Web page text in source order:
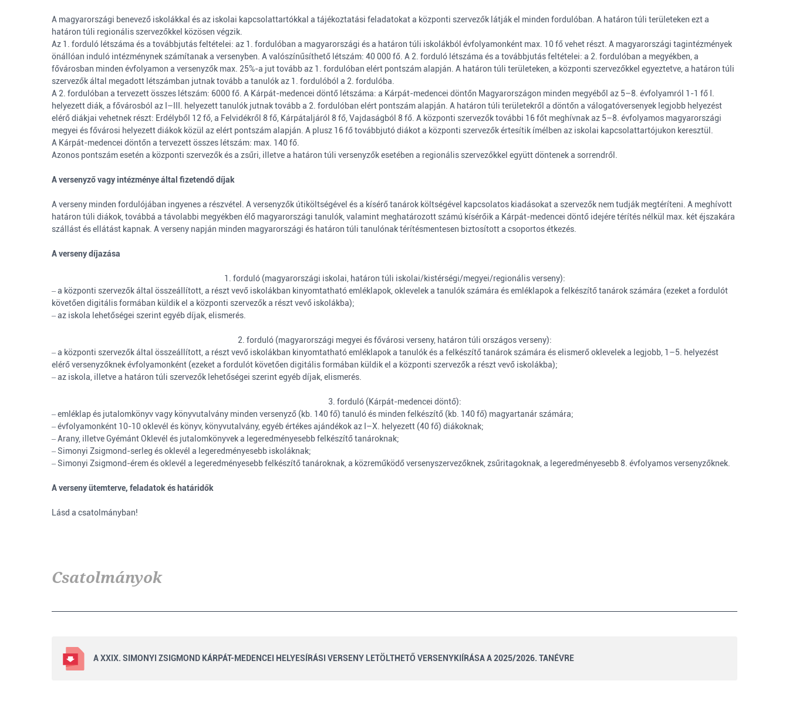
A magyarországi benevező iskolákkal és az iskolai kapcsolattartókkal a tájékoztatási feladatokat a központi szervezők látják el minden fordulóban. A határon túli területeken ezt a
határon túli regionális szervezőkkel közösen végzik.
Az 1. forduló létszáma és a továbbjutás feltételei: az 1. fordulóban a magyarországi és a határon túli iskolákból évfolyamonként max. 10 fő vehet részt. A magyarországi tagintézmények
önállóan induló intézménynek számítanak a versenyben. A valószínűsíthető létszám: 40 000 fő. A 2. forduló létszáma és a továbbjutás feltételei: a 2. fordulóban a megyékben, a
fővárosban minden évfolyamon a versenyzők max. 25%-a jut tovább az 1. fordulóban elért pontszám alapján. A határon túli területeken, a központi szervezőkkel egyeztetve, a határon túli
szervezők által megadott létszámban jutnak tovább a tanulók az 1. fordulóból a 2. fordulóba.
A 2. fordulóban a tervezett összes létszám: 6000 fő. A Kárpát-medencei döntő létszáma: a Kárpát-medencei döntőn Magyarországon minden megyéből az 5–8. évfolyamról 1-1 fő I.
helyezett diák, a fővárosból az I–III. helyezett tanulók jutnak tovább a 2. fordulóban elért pontszám alapján. A határon túli területekről a döntőn a válogatóversenyek legjobb helyezést
elérő diákjai vehetnek részt: Erdélyből 12 fő, a Felvidékről 8 fő, Kárpátaljáról 8 fő, Vajdaságból 8 fő. A központi szervezők további 16 főt meghívnak az 5–8. évfolyamos magyarországi
megyei és fővárosi helyezett diákok közül az elért pontszám alapján. A plusz 16 fő továbbjutó diákot a központi szervezők értesítik ímélben az iskolai kapcsolattartójukon keresztül.
A Kárpát-medencei döntőn a tervezett összes létszám: max. 140 fő.
Azonos pontszám esetén a központi szervezők és a zsűri, illetve a határon túli versenyzők esetében a regionális szervezőkkel együtt döntenek a sorrendről.
A versenyző vagy intézménye által fizetendő díjak
A verseny minden fordulójában ingyenes a részvétel. A versenyzők útiköltségével és a kísérő tanárok költségével kapcsolatos kiadásokat a szervezők nem tudják megtéríteni. A meghívott
határon túli diákok, továbbá a távolabbi megyékben élő magyarországi tanulók, valamint meghatározott számú kísérőik a Kárpát-medencei döntő idejére térítés nélkül max. két éjszakára
szállást és ellátást kapnak. A verseny napján minden magyarországi és határon túli tanulónak térítésmentesen biztosított a csoportos étkezés.
A verseny díjazása
1. forduló (magyarországi iskolai, határon túli iskolai/kistérségi/megyei/regionális verseny):
‒ a központi szervezők által összeállított, a részt vevő iskolákban kinyomtatható emléklapok, oklevelek a tanulók számára és emléklapok a felkészítő tanárok számára (ezeket a fordulót
követően digitális formában küldik el a központi szervezők a részt vevő iskolákba);
‒ az iskola lehetőségei szerint egyéb díjak, elismerés.
2. forduló (magyarországi megyei és fővárosi verseny, határon túli országos verseny):
‒ a központi szervezők által összeállított, a részt vevő iskolákban kinyomtatható emléklapok a tanulók és a felkészítő tanárok számára és elismerő oklevelek a legjobb, 1–5. helyezést
elérő versenyzőknek évfolyamonként (ezeket a fordulót követően digitális formában küldik el a központi szervezők a részt vevő iskolákba);
‒ az iskola, illetve a határon túli szervezők lehetőségei szerint egyéb díjak, elismerés.
3. forduló (Kárpát-medencei döntő):
‒ emléklap és jutalomkönyv vagy könyvutalvány minden versenyző (kb. 140 fő) tanuló és minden felkészítő (kb. 140 fő) magyartanár számára;
‒ évfolyamonként 10-10 oklevél és könyv, könyvutalvány, egyéb értékes ajándékok az I–X. helyezett (40 fő) diákoknak;
‒ Arany, illetve Gyémánt Oklevél és jutalomkönyvek a legeredményesebb felkészítő tanároknak;
‒ Simonyi Zsigmond-serleg és oklevél a legeredményesebb iskoláknak;
‒ Simonyi Zsigmond-érem és oklevél a legeredményesebb felkészítő tanároknak, a közreműködő versenyszervezőknek, zsűritagoknak, a legeredményesebb 8. évfolyamos versenyzőknek.
A verseny ütemterve, feladatok és határidők
Lásd a csatolmányban!
Csatolmányok
A XXIX. SIMONYI ZSIGMOND KÁRPÁT-MEDENCEI HELYESÍRÁSI VERSENY LETÖLTHETŐ VERSENYKIÍRÁSA A 2025/2026. TANÉVRE